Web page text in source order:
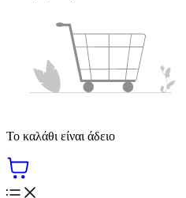
Το καλάθι είναι άδειο